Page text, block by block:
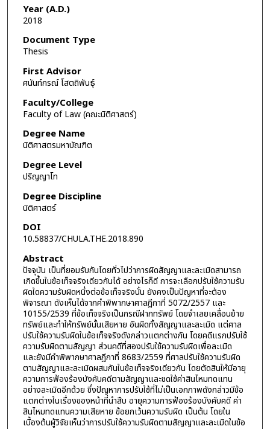
Year (A.D.)
2018
Document Type
Thesis
First Advisor
ศนันท์กรณ์ โสตถิพันธุ์
Faculty/College
Faculty of Law (คณะนิติศาสตร์)
Degree Name
นิติศาสตรมหาบัณฑิต
Degree Level
ปริญญาโท
Degree Discipline
นิติศาสตร์
DOI
10.58837/CHULA.THE.2018.890
Abstract
ปัจจุบัน เป็นที่ยอมรับกันโดยทั่วไปว่าการผิดสัญญาและละเมิดสามารถ
เกิดขึ้นในข้อเท็จจริงเดียวกันได้ อย่างไรก็ดี การจะเลือกปรับใช้ความรับ
ผิดใดความรับผิดหนึ่งต่อข้อเท็จจริงนั้น ยังคงเป็นปัญหาที่จะต้อง
พิจารณา ดังเห็นได้จากคำพิพากษาศาลฎีกาที่ 5072/2557 และ
10155/2539 ที่ข้อเท็จจริงเป็นกรณีฝากทรัพย์ โดยจำเลยเคลื่อนย้าย
ทรัพย์และทำให้ทรัพย์นั้นเสียหาย อันผิดทั้งสัญญาและละเมิด แต่ศาล
ปรับใช้ความรับผิดในข้อเท็จจริงดังกล่าวแตกต่างกัน โดยคดีแรกปรับใช้
ความรับผิดตามสัญญา ส่วนคดีที่สองปรับใช้ความรับผิดเพื่อละเมิด
และยังมีคำพิพากษาศาลฎีกาที่ 8683/2559 ที่ศาลปรับใช้ความรับผิด
ตามสัญญาและละเมิดผสมกันในข้อเท็จจริงเดียวกัน โดยตัดสินให้มีอายุ
ความการฟ้องร้องบังคับคดีตามสัญญาและชดใช้ค่าสินไหมทดแทน
อย่างละเมิดอีกด้วย ซึ่งปัญหาการปรับใช้ที่ไม่เป็นเอกภาพดังกล่าวมีข้อ
แตกต่างในเรื่องของหน้าที่นำสืบ อายุความการฟ้องร้องบังคับคดี ค่า
สินไหมทดแทนความเสียหาย ข้อยกเว้นความรับผิด เป็นต้น โดยใน
เบื้องต้นผู้วิจัยเห็นว่าการปรับใช้ความรับผิดตามสัญญาและละเมิดในข้อ